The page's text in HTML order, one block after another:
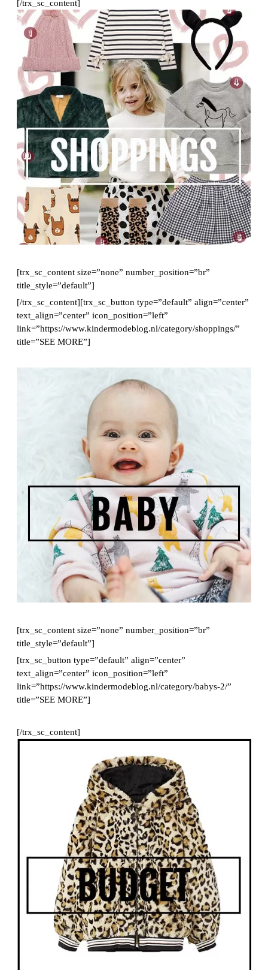
[/trx_sc_content]
[trx_sc_content size=”none” number_position=”br”
title_style=”default”]
[/trx_sc_content][trx_sc_button type=”default” align=”center”
text_align=”center” icon_position=”left”
link=”https://www.kindermodeblog.nl/category/shoppings/”
title=”SEE MORE”]
[trx_sc_content size=”none” number_position=”br”
title_style=”default”]
[trx_sc_button type=”default” align=”center”
text_align=”center” icon_position=”left”
link=”https://www.kindermodeblog.nl/category/babys-2/”
title=”SEE MORE”]
[/trx_sc_content]